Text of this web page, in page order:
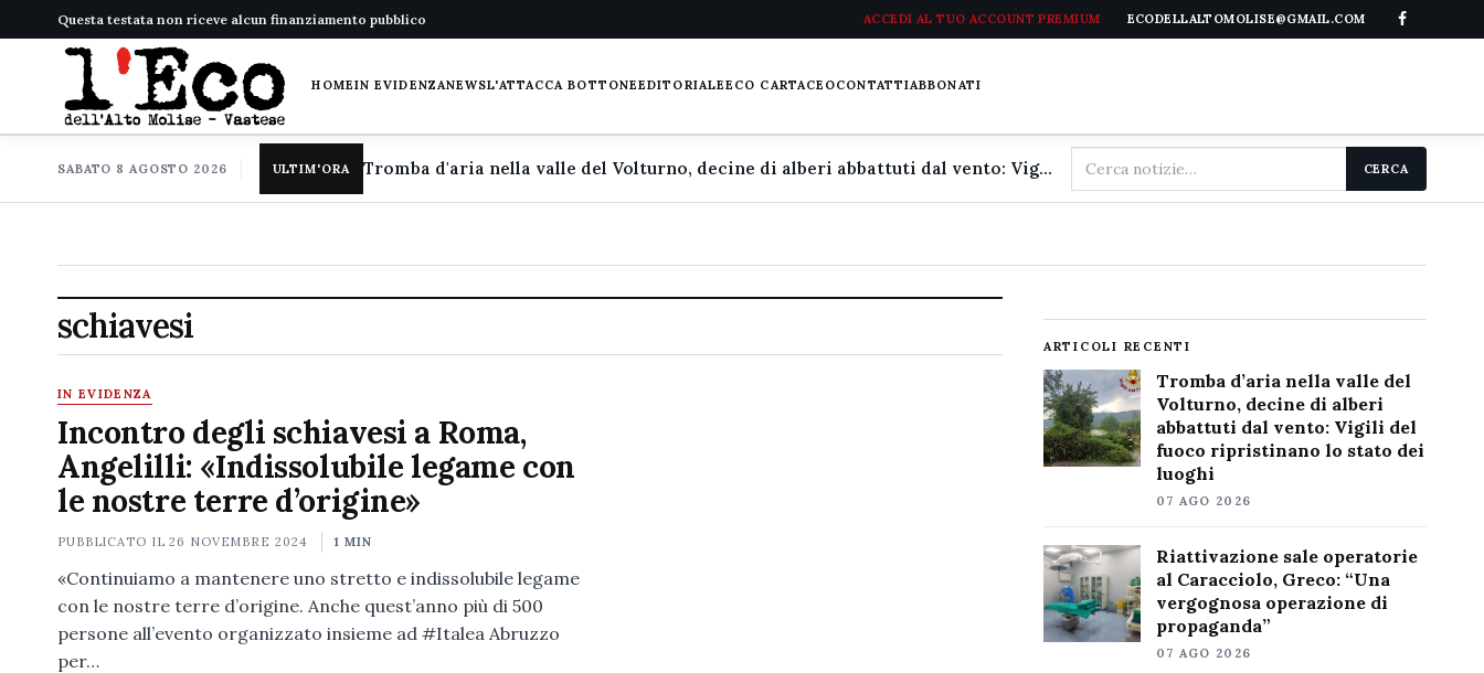
Questa testata non riceve alcun finanziamento pubblico ACCEDI AL TUO ACCOUNT PREMIUM ECODELLALTOMOLISE@GMAIL.COM
HOMEIN EVIDENZANEWSL'ATTACCA BOTTONEEDITORIALEECO CARTACEOCONTATTIABBONATI
SABATO 8 AGOSTO 2026 ULTIM'ORA Tromba d'aria nella valle del Volturno, decine di alberi abbattuti dal vento: Vigili del fuoco ripristinano lo stato dei luoghi
Cerca
nel
CERCA
schiavesi
IN EVIDENZA
Incontro degli schiavesi a Roma,
Angelilli: «Indissolubile legame con
le nostre terre d’origine»
PUBBLICATO IL26 NOVEMBRE 2024 1 MIN
«Continuiamo a mantenere uno stretto e indissolubile legame
con le nostre terre d’origine. Anche quest’anno più di 500
persone all’evento organizzato insieme ad #Italea Abruzzo
per…
ARTICOLI RECENTI
Tromba d’aria nella valle del
Volturno, decine di alberi
abbattuti dal vento: Vigili del
fuoco ripristinano lo stato dei
luoghi
07 AGO 2026
Riattivazione sale operatorie
al Caracciolo, Greco: “Una
vergognosa operazione di
propaganda”
07 AGO 2026